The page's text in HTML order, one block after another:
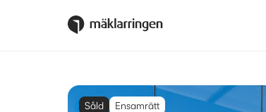
Såld Ensamrätt